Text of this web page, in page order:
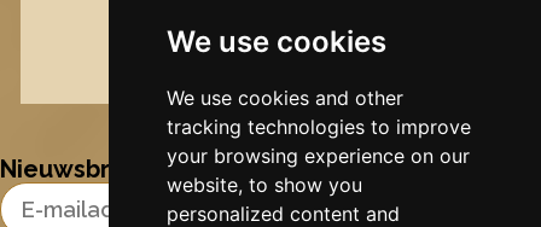
We use cookies
We use cookies and other
tracking technologies to improve
your browsing experience on our
website, to show you
personalized content and
Nynke's slowcials
Nieuwsbrief
Email Address